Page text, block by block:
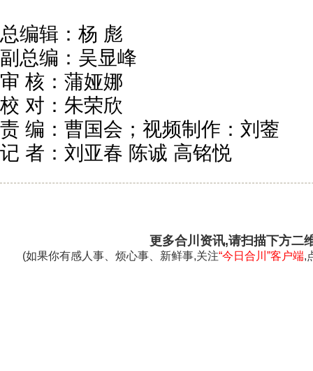
总编辑：杨 彪
副总编：吴显峰
审 核：蒲娅娜
校 对：朱荣欣
责 编：曹国会；视频制作：刘蓥
记 者：刘亚春 陈诚 高铭悦
更多合川资讯,请扫描下方二
(如果你有感人事、烦心事、新鲜事,关注“今日合川”客户端,